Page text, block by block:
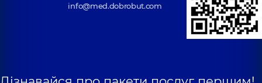
info@med.dobrobut.com